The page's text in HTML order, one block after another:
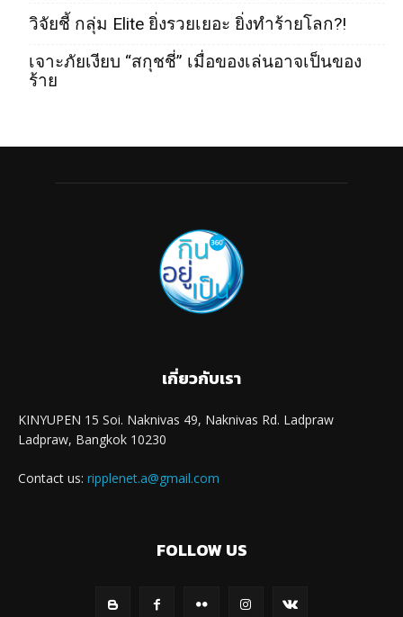
วิจัยชี้ กลุ่ม Elite ยิ่งรวยเยอะ ยิ่งทำร้ายโลก?!
เจาะภัยเงียบ “สกุชชี่” เมื่อของเล่นอาจเป็นของ
ร้าย
เกี่ยวกับเรา
KINYUPEN 15 Soi. Naknivas 49, Naknivas Rd. Ladpraw
Ladpraw, Bangkok 10230
Contact us: ripplenet.a@gmail.com
FOLLOW US